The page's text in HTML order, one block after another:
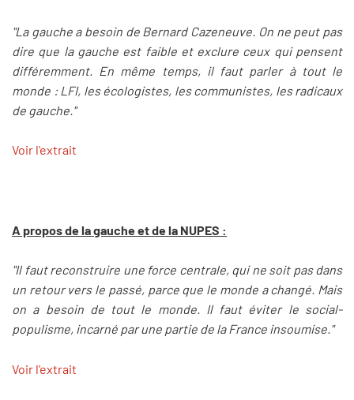
"La gauche a besoin de Bernard Cazeneuve. On ne peut pas
dire que la gauche est faible et exclure ceux qui pensent
différemment. En même temps, il faut parler à tout le
monde : LFI, les écologistes, les communistes, les radicaux
de gauche."
Voir l'extrait
A propos de la gauche et de la NUPES :
"Il faut reconstruire une force centrale, qui ne soit pas dans
un retour vers le passé, parce que le monde a changé. Mais
on a besoin de tout le monde. Il faut éviter le social-
populisme, incarné par une partie de la France insoumise."
Voir l'extrait